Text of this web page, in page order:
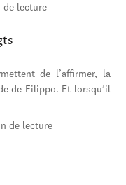
de lecture
de l’affirmer, la
de Filippo. Et lorsqu’il
de lecture